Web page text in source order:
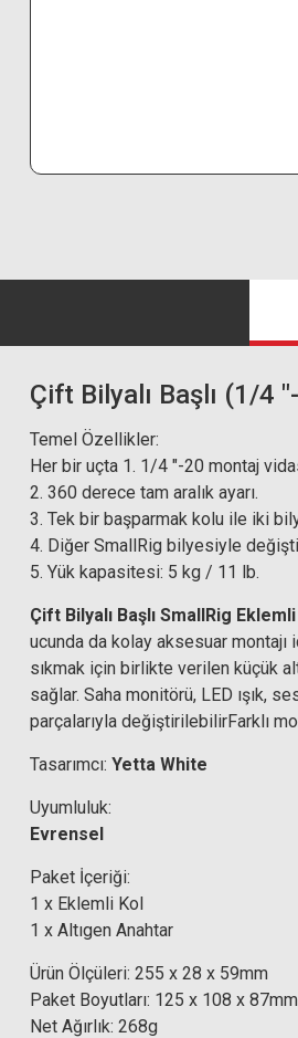
Çift Bilyalı Başlı (1/4
Temel Özellikler:
Her bir uçta 1. 1/4 "-20 montaj
2. 360 derece tam aralık ayarı.
3. Tek bir başparmak kolu ile iki
4. Diğer SmallRig bilyesiyle
5. Yük kapasitesi: 5 kg / 11 lb.
Çift Bilyalı Başlı SmallRig
ucunda da kolay aksesuar montajı
sıkmak için birlikte verilen küçük
sağlar. Saha monitörü, LED ışık,
parçalarıyla değiştirilebilirFarklı
Tasarımcı: Yetta White
Uyumluluk:
Evrensel
Paket İçeriği:
1 x Eklemli Kol
1 x Altıgen Anahtar
Ürün Ölçüleri: 255 x 28 x 59mm
Paket Boyutları: 125 x 108 x 87mm
Net Ağırlık: 268g